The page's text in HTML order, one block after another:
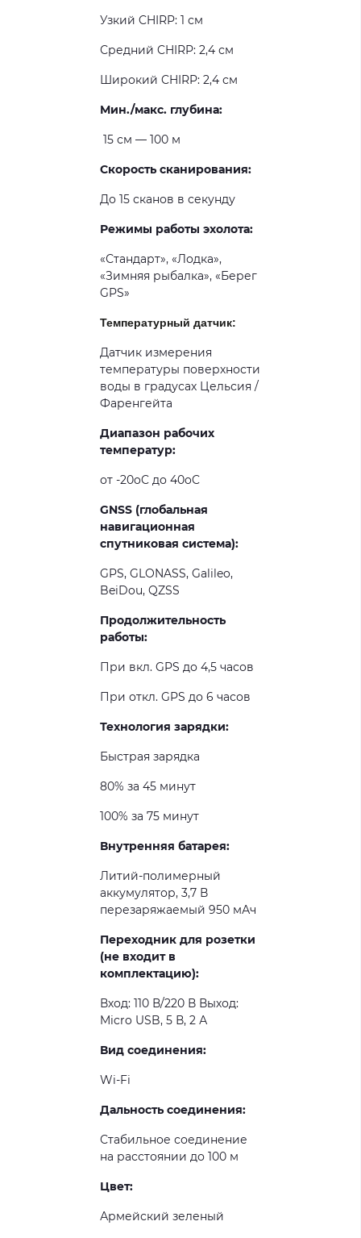
Узкий CHIRP: 1 см
Средний CHIRP: 2,4 см
Широкий CHIRP: 2,4 см
Мин./макс. глубина:
15 см — 100 м
Скорость сканирования:
До 15 сканов в секунду
Режимы работы эхолота:
«Стандарт», «Лодка»,
«Зимняя рыбалка», «Берег
GPS»
Температурный датчик:
Датчик измерения
температуры поверхности
воды в градусах Цельсия /
Фаренгейта
Диапазон рабочих
температур:
от -20oC до 40oC
GNSS (глобальная
навигационная
спутниковая система):
GPS, GLONASS, Galileo,
BeiDou, QZSS
Продолжительность
работы:
При вкл. GPS до 4,5 часов
При откл. GPS до 6 часов
Технология зарядки:
Быстрая зарядка
80% за 45 минут
100% за 75 минут
Внутренняя батарея:
Литий-полимерный
аккумулятор, 3,7 В
перезаряжаемый 950 мАч
Переходник для розетки
(не входит в
комплектацию):
Вход: 110 В/220 В Выход:
Micro USB, 5 В, 2 А
Вид соединения:
Wi-Fi
Дальность соединения:
Стабильное соединение
на расстоянии до 100 м
Цвет:
Армейский зеленый